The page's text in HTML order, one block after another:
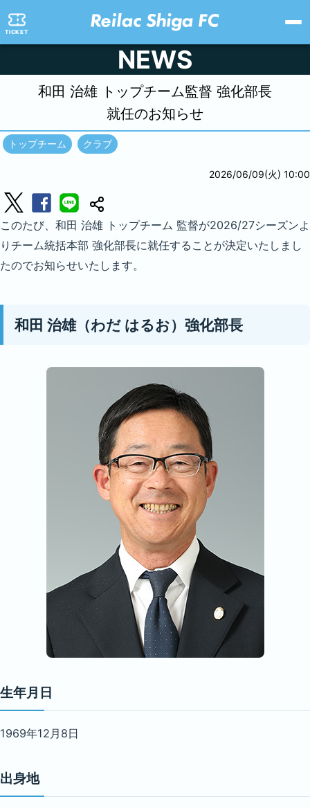
TICKET
NEWS
和田 治雄 トップチーム監督 強化部長
就任のお知らせ
トップチーム クラブ
2026/06/09(火) 10:00
このたび、和田 治雄 トップチーム 監督が2026/27シーズンよ
りチーム統括本部 強化部長に就任することが決定いたしまし
たのでお知らせいたします。
和田 治雄（わだ はるお）強化部長
生年月日
1969年12月8日
出身地